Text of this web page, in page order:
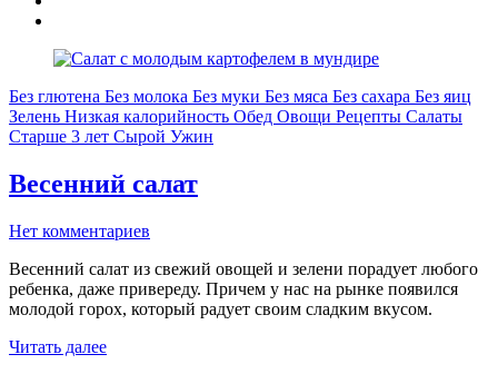
Без глютена Без молока Без муки Без мяса Без сахара Без яиц
Зелень Низкая калорийность Обед Овощи Рецепты Салаты
Старше 3 лет Сырой Ужин
Весенний салат
Нет комментариев
Весенний салат из свежий овощей и зелени порадует любого
ребенка, даже привереду. Причем у нас на рынке появился
молодой горох, который радует своим сладким вкусом.
Читать далее